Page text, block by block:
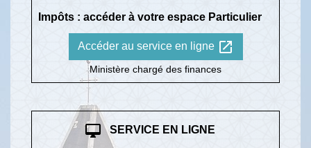
Impôts : accéder à votre espace Particulier
Accéder au service en ligne open_in_new
Ministère chargé des finances
desktop_mac SERVICE EN LIGNE